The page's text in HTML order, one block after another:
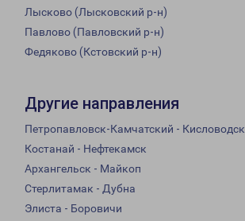
Лысково (Лысковский р-н)
Павлово (Павловский р-н)
Федяково (Кстовский р-н)
Другие направления
Петропавловск-Камчатский - Кисловодск
Костанай - Нефтекамск
Архангельск - Майкоп
Стерлитамак - Дубна
Элиста - Боровичи